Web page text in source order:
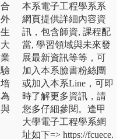
本系電子工程學系系
網頁提供詳細內容資
訊，包含師資, 課程配
當, 學習領域與未來發
展最新資訊等等，可
加入本系臉書粉絲團
或加入本系Line，可即
時了解更多資訊，請
您多仔細參閱。逢甲
大學電子工程學系網
址如下=> https://fcuece.